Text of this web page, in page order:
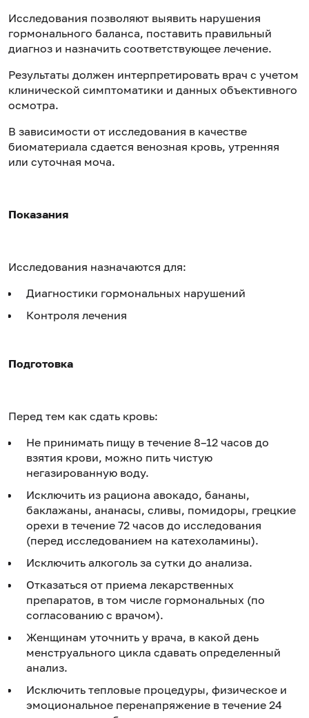
Исследования позволяют выявить нарушения
гормонального баланса, поставить правильный
диагноз и назначить соответствующее лечение.
Результаты должен интерпретировать врач с учетом
клинической симптоматики и данных объективного
осмотра.
В зависимости от исследования в качестве
биоматериала сдается венозная кровь, утренняя
или суточная моча.
Показания
Исследования назначаются для:
Диагностики гормональных нарушений
Контроля лечения
Подготовка
Перед тем как сдать кровь:
Не принимать пищу в течение 8–12 часов до
взятия крови, можно пить чистую
негазированную воду.
Исключить из рациона авокадо, бананы,
баклажаны, ананасы, сливы, помидоры, грецкие
орехи в течение 72 часов до исследования
(перед исследованием на катехоламины).
Исключить алкоголь за сутки до анализа.
Отказаться от приема лекарственных
препаратов, в том числе гормональных (по
согласованию с врачом).
Женщинам уточнить у врача, в какой день
менструального цикла сдавать определенный
анализ.
Исключить тепловые процедуры, физическое и
эмоциональное перенапряжение в течение 24